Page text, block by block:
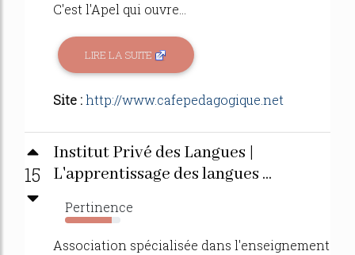
C'est l'Apel qui ouvre...
LIRE LA SUITE
Site :http://www.cafepedagogique.net
15
Institut Privé des Langues |
L'apprentissage des langues ...
Pertinence
84%
Association spécialisée dans l'enseignement